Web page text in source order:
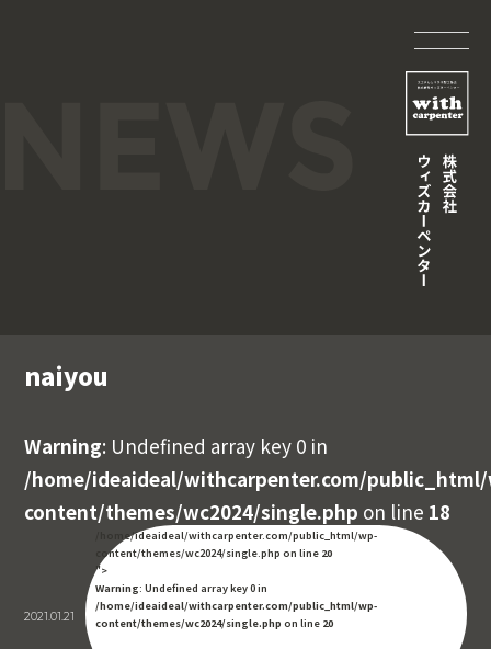
naiyou
Warning: Undefined array key 0 in
/home/ideaideal/withcarpenter.com/
content/themes/wc2024/single.php on line 18
2021.01.21
/home/ideaideal/withcarpenter.com/public_html/wp-
content/themes/wc2024/single.php on line 20
">
Warning: Undefined array key 0 in
/home/ideaideal/withcarpenter.com/public_html/wp-
content/themes/wc2024/single.php on line 20